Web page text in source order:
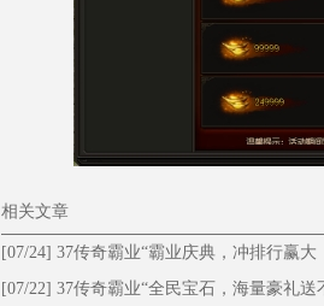
相关文章
[07/24] 37传奇霸业“霸业庆典，冲排行赢大
礼！”
[07/22] 37传奇霸业“全民宝石，海量豪礼送